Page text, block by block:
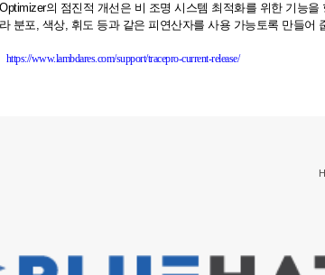
의 점진적 개선은 비 조명 시스템 최적화를 위한 기능을
분포, 색상, 휘도 등과 같은 피연산자를 사용 가능토록 만들어
https://www.lambdares.com/support/tracepro-current-release/